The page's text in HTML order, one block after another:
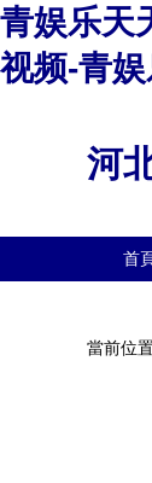
青娱乐天
视频-青
河
首
當前位置